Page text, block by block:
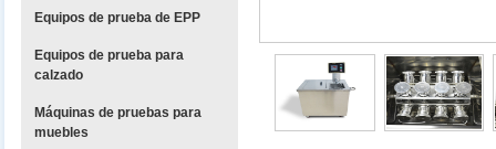
Equipos de prueba de EPP
Equipos de prueba para
calzado
Máquinas de pruebas para
muebles